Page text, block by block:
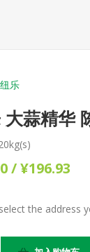
纽乐
大蒜精华
/ ¥196.93
the address